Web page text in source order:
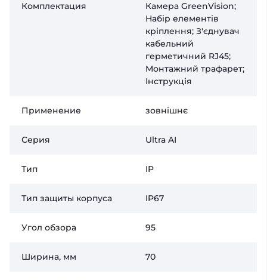
Комплектация
Камера GreenVision;
Набір елементів
кріплення; З'єднувач
кабельний
герметичний RJ45;
Монтажний трафарет;
Інструкція
Применение зовнішнє
Серия Ultra AI
Тип IP
Тип защиты корпуса IP67
Угол обзора 95
Ширина, мм 70